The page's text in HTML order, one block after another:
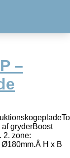
–
gryderBoost
2. zone:
H x B